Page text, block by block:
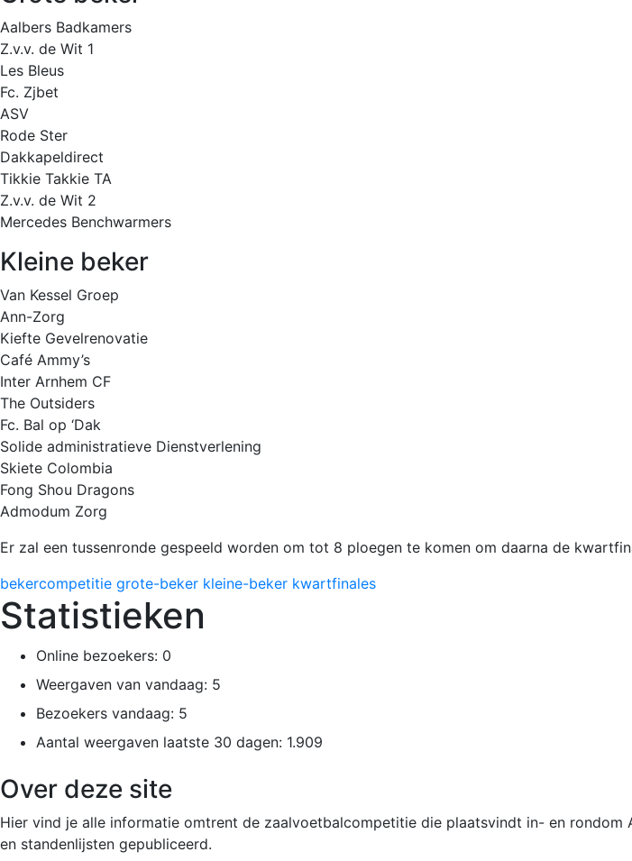
Aalbers Badkamers
Z.v.v. de Wit 1
Les Bleus
Fc. Zjbet
ASV
Rode Ster
Dakkapeldirect
Tikkie Takkie TA
Z.v.v. de Wit 2
Mercedes Benchwarmers
Kleine beker
Van Kessel Groep
Ann-Zorg
Kiefte Gevelrenovatie
Café Ammy’s
Inter Arnhem CF
The Outsiders
Fc. Bal op ‘Dak
Solide administratieve Dienstverlening
Skiete Colombia
Fong Shou Dragons
Admodum Zorg
Er zal een tussenronde gespeeld worden om tot 8 ploegen te komen om daarna de
bekercompetitie grote-beker kleine-beker kwartfinales
Statistieken
Online bezoekers: 0
Weergaven van vandaag: 5
Bezoekers vandaag: 5
Aantal weergaven laatste 30 dagen: 1.909
Over deze site
Hier vind je alle informatie omtrent de zaalvoetbalcompetitie die plaatsvindt in- en rondom
en standenlijsten gepubliceerd.